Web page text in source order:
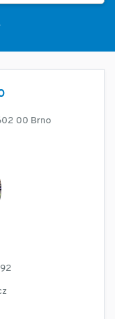
00 Brno